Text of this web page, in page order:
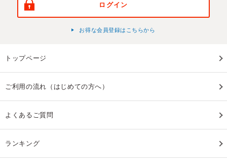
ログイン
お得な会員登録はこちらから
トップページ
ご利用の流れ（はじめての方へ）
よくあるご質問
ランキング